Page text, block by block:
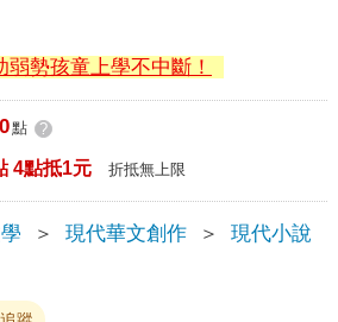
勢孩童上學不中斷！
點 ?
4點抵1元 折抵無上限
＞ 現代華文創作 ＞ 現代小說